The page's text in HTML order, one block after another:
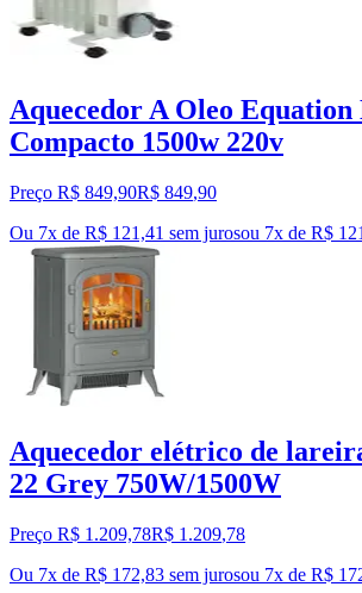
Aquecedor A Oleo Equation
Compacto 1500w 220v
Preço R$ 849,90R$ 849,90
Ou 7x de R$ 121,41 sem jurosou 7x de R$
Aquecedor elétrico de
22 Grey 750W/1500W
Preço R$ 1.209,78R$ 1.209,78
Ou 7x de R$ 172,83 sem jurosou 7x de R$